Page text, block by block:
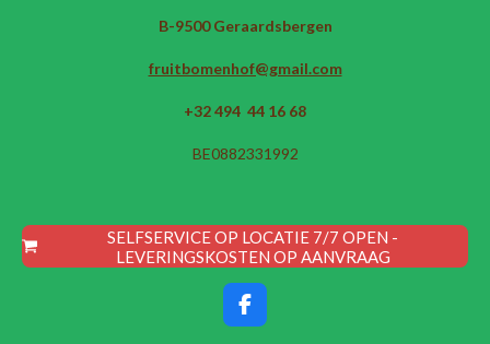
B-9500 Geraardsbergen
fruitbomenhof@gmail.com
+32 494 44 16 68
BE0882331992
SELFSERVICE OP LOCATIE 7/7 OPEN -
LEVERINGSKOSTEN OP AANVRAAG
F
a